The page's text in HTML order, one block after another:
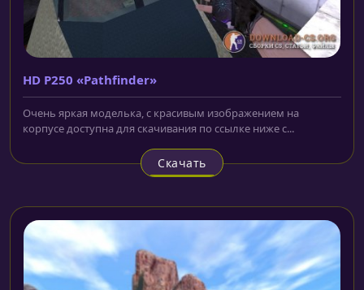
HD P250 «Pathfinder»
Очень яркая моделька, с красивым изображением на
корпусе доступна для скачивания по ссылке ниже с...
Скачать